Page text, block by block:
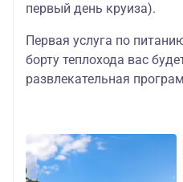
первый день круиза).
Первая услуга по
борту теплохода вас
развлекательная